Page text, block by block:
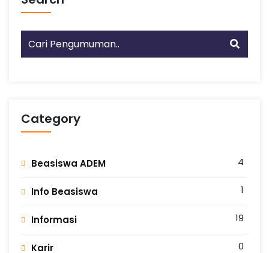
Category
Beasiswa ADEM 4
Info Beasiswa 1
Informasi 19
Karir 0